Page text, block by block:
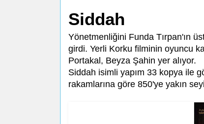
Siddah
Yönetmenliğini Funda Tırpan'ın
girdi. Yerli Korku filminin oyuncu
Portakal, Beyza Şahin yer alıyor.
Siddah isimli yapım 33 kopya ile
rakamlarına göre 850'ye yakın